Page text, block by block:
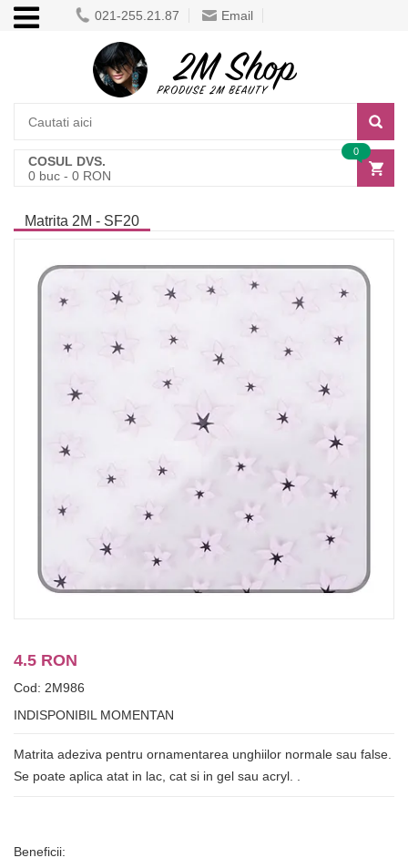
021-255.21.87 Email
COSUL DVS.
0 buc - 0 RON
0
Matrita 2M - SF20
4.5 RON
Cod: 2M986
INDISPONIBIL MOMENTAN
Matrita adeziva pentru ornamentarea unghiilor normale sau false.
Se poate aplica atat in lac, cat si in gel sau acryl. .
Beneficii: